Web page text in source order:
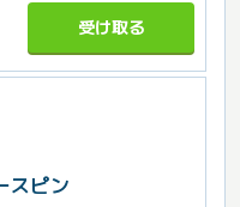
受け取る
スピン